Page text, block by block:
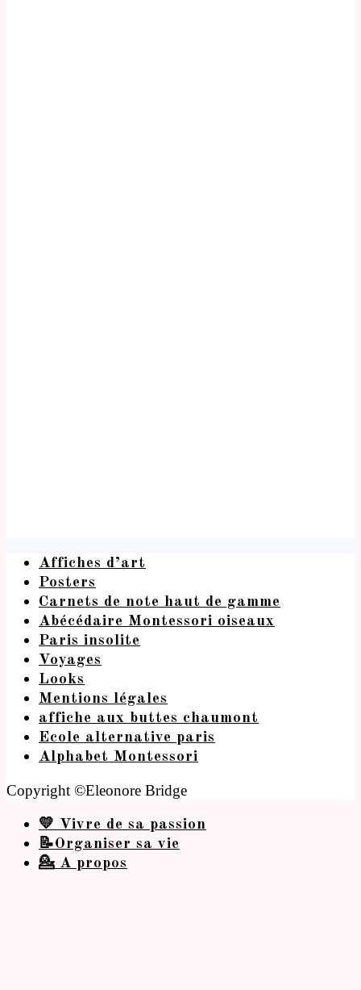
Affiches d’art
Posters
Carnets de note haut de gamme
Abécédaire Montessori oiseaux
Paris insolite
Voyages
Looks
Mentions légales
affiche aux buttes chaumont
Ecole alternative paris
Alphabet Montessori
Copyright ©Eleonore Bridge
💛 Vivre de sa passion
📝Organiser sa vie
💁 A propos